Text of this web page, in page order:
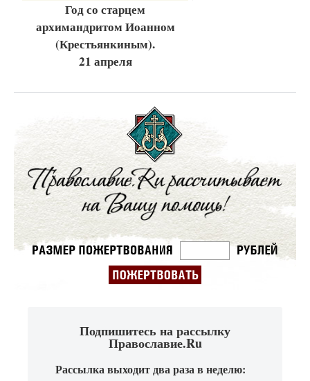
Год со старцем
архимандритом Иоанном
(Крестьянкиным).
21 апреля
Подпишитесь на рассылку
Православие.Ru
Рассылка выходит два раза в неделю: